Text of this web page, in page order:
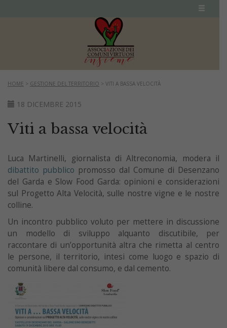
HOME > GESTIONE DEL TERRITORIO > VITI A BASSA VELOCITÀ
18 DICEMBRE 2015
Viti a bassa velocità
Luca Martinelli, giornalista di Altreconomia, modera il
dibattito pubblico promosso dal Comune di Desenzano
del Garda e Slow Food Garda: opinioni e considerazioni
sul Progetto Alta Velocità, sulle nostre vigne e le nostre
colline.
Un incontro pubblico voluto per mettere in discussione
un modello di sviluppo alquanto discutibile, per
raccontare di un’opportunità altra che rimetta al centro
le persone, il territorio, intesi come luogo e spazio di
comunità libere dal consumo, e dal cemento.